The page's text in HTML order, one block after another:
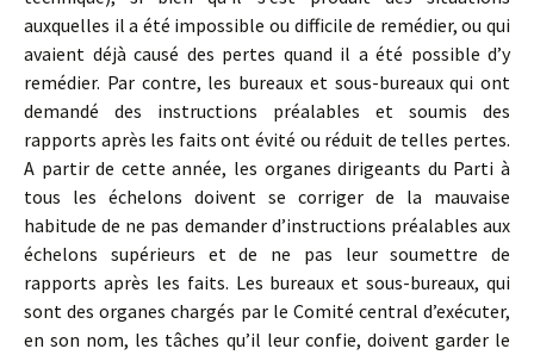
auxquelles il a été impossible ou difficile de remédier, ou qui
avaient déjà causé des pertes quand il a été possible d’y
remédier. Par contre, les bureaux et sous-bureaux qui ont
demandé des instructions préalables et soumis des
rapports après les faits ont évité ou réduit de telles pertes.
A partir de cette année, les organes dirigeants du Parti à
tous les échelons doivent se corriger de la mauvaise
habitude de ne pas demander d’instructions préalables aux
échelons supérieurs et de ne pas leur soumettre de
rapports après les faits. Les bureaux et sous-bureaux, qui
sont des organes chargés par le Comité central d’exécuter,
en son nom, les tâches qu’il leur confie, doivent garder le